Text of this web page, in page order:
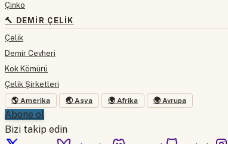
Çinko
🔨 DEMIR ÇELIK
Çelik
Demir Cevheri
Kok Kömürü
Çelik Şirketleri
🌎 Amerika 🌏 Asya 🌍 Afrika 🌍 Avrupa
Abone ol
Bizi takip edin